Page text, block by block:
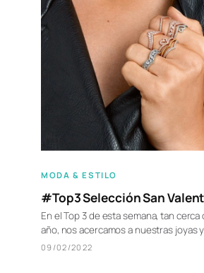
MODA & ESTILO
#Top3 Selección San
En el Top 3 de esta semana, tan
año, nos acercamos a nuestras joyas
09/02/2022